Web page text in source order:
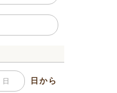
日から